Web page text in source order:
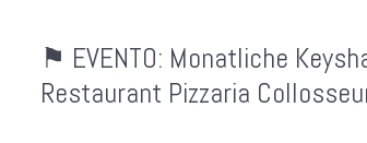
⚑ EVENTO: Monatliche
Restaurant Pizzaria